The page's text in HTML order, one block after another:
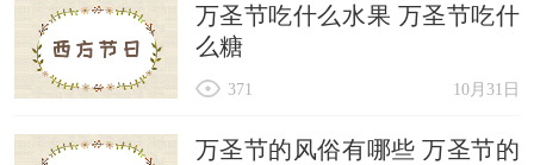
万圣节吃什么水果 万圣节吃什
么糖
10月31日
371
万圣节的风俗有哪些 万圣节的